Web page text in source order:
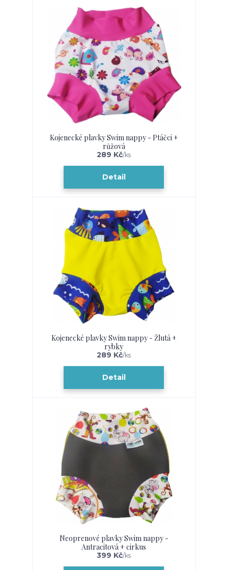
Kojenecké plavky Swim nappy - Ptáčci +
růžová
289 Kč/ks
Detail
Kojenecké plavky Swim nappy - Žlutá +
rybky
289 Kč/ks
Detail
Neoprenové plavky Swim nappy -
Antracitová + cirkus
399 Kč/ks